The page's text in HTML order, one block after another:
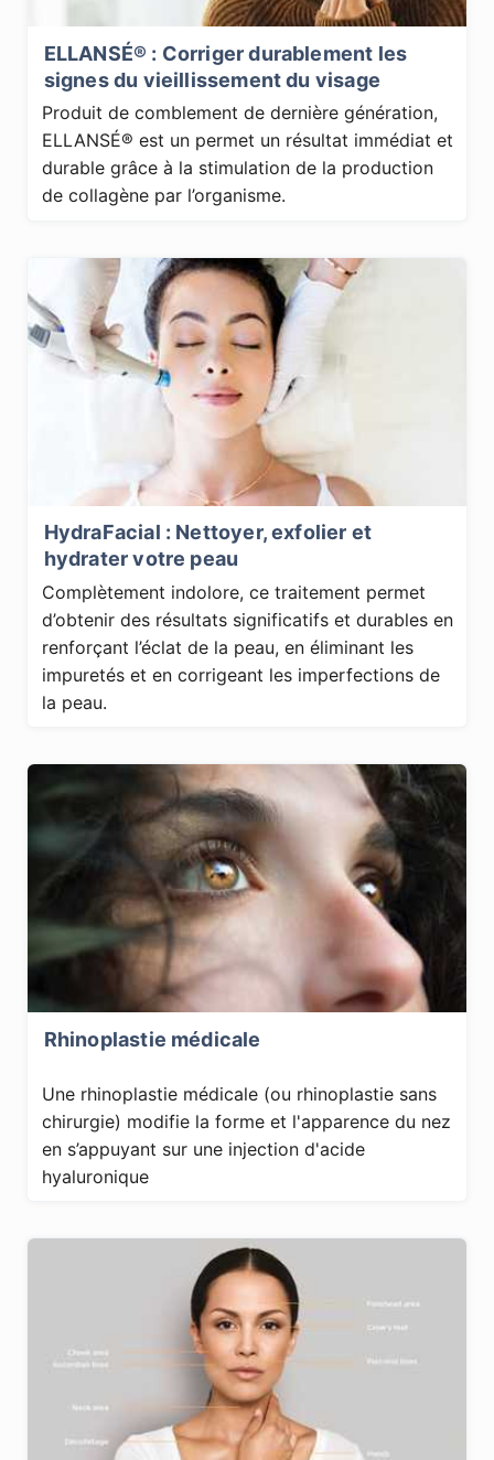
ELLANSÉ® : Corriger durablement les
signes du vieillissement du visage
Produit de comblement de dernière génération,
ELLANSÉ® est un permet un résultat immédiat et
durable grâce à la stimulation de la production
de collagène par l’organisme.
HydraFacial : Nettoyer, exfolier et
hydrater votre peau
Complètement indolore, ce traitement permet
d’obtenir des résultats significatifs et durables en
renforçant l’éclat de la peau, en éliminant les
impuretés et en corrigeant les imperfections de
la peau.
Rhinoplastie médicale
Une rhinoplastie médicale (ou rhinoplastie sans
chirurgie) modifie la forme et l'apparence du nez
en s’appuyant sur une injection d'acide
hyaluronique